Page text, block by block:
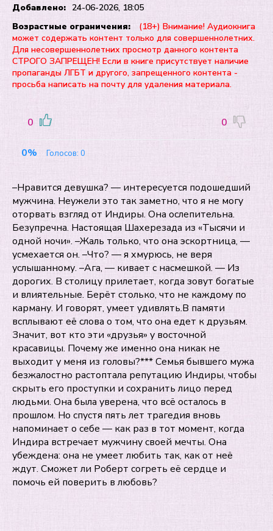
Добавлено: 24-06-2026, 18:05
Возрастные ограничения:
(18+) Внимание! Аудиокнига
может содержать контент только для совершеннолетних.
Для несовершеннолетних просмотр данного контента
СТРОГО ЗАПРЕЩЕН! Если в книге присутствует наличие
пропаганды ЛГБТ и другого, запрещенного контента -
просьба написать на почту для удаления материала.
0 0
0% Голосов: 0
–Нравится девушка? — интересуется подошедший
мужчина. Неужели это так заметно, что я не могу
оторвать взгляд от Индиры. Она ослепительна.
Безупречна. Настоящая Шахерезада из «Тысячи и
одной ночи». –Жаль только, что она эскортница, —
усмехается он. –Что? — я хмурюсь, не веря
услышанному. –Ага, — кивает с насмешкой. — Из
дорогих. В столицу прилетает, когда зовут богатые
и влиятельные. Берёт столько, что не каждому по
карману. И говорят, умеет удивлять.В памяти
всплывают её слова о том, что она едет к друзьям.
Значит, вот кто эти «друзья» у восточной
красавицы. Почему же именно она никак не
выходит у меня из головы?*** Семья бывшего мужа
безжалостно растоптала репутацию Индиры, чтобы
скрыть его проступки и сохранить лицо перед
людьми. Она была уверена, что всё осталось в
прошлом. Но спустя пять лет трагедия вновь
напоминает о себе — как раз в тот момент, когда
Индира встречает мужчину своей мечты. Она
убеждена: она не умеет любить так, как от неё
ждут. Сможет ли Роберт согреть её сердце и
помочь ей поверить в любовь?